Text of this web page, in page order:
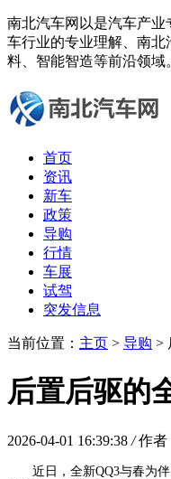
南北汽车网以是汽车产
车行业的专业理解、南
料、智能智造等前沿领域
首页
资讯
新车
政策
导购
行情
车展
试驾
突发信息
当前位置： 主页 > 导购 >
后置后驱的
2026-04-01 16:39:38 / 作者
近日，全新QQ3与春为